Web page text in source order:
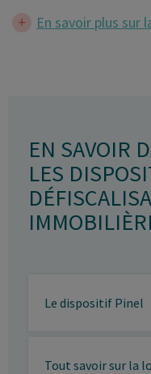
En savoir plus sur
EN SAVOIR
LES
Le dispositif Pinel
Tout savoir sur la